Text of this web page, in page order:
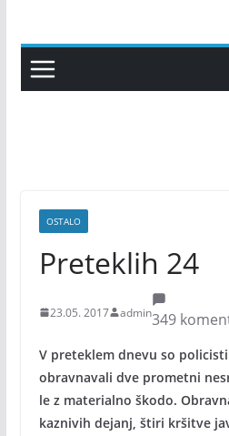
content
OSTALO
Preteklih 24
23.05. 2017 admin349
V preteklem dnevu so
obravnavali dve prometni
le z materialno škodo.
kaznivih dejanj, štiri kršitve